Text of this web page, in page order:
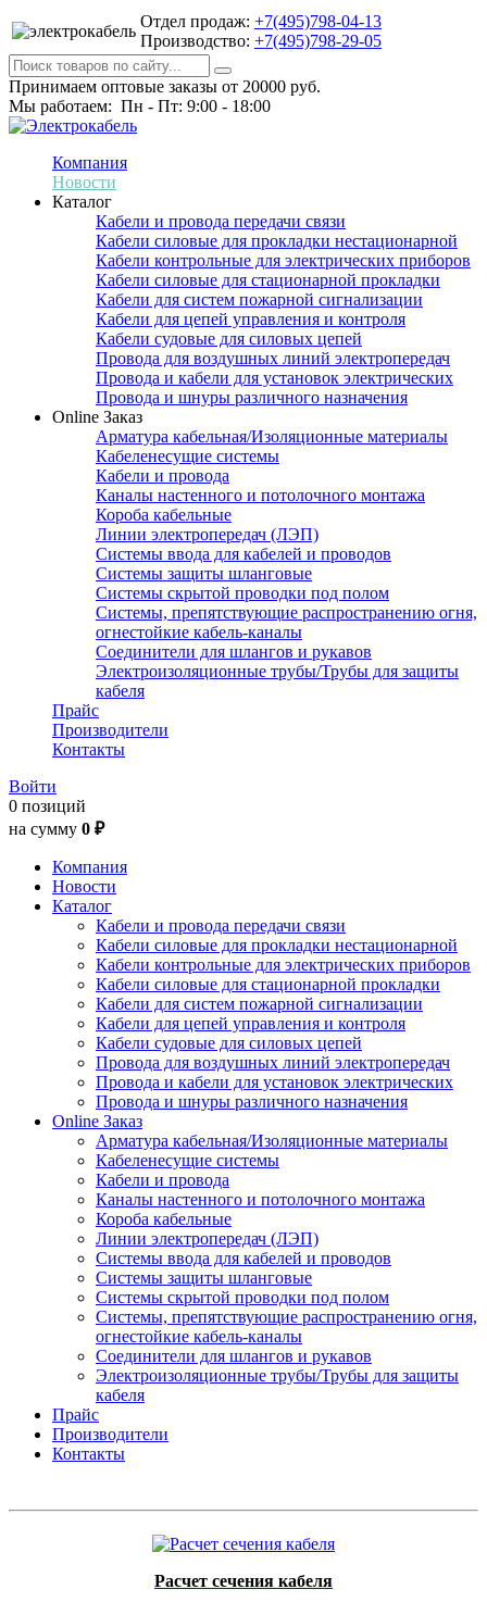
Отдел продаж: +7(495)798-04-13
Производство: +7(495)798-29-05
Принимаем оптовые заказы от 20000 руб.
Мы работаем: Пн - Пт: 9:00 - 18:00
Компания
Новости
Каталог
Кабели и провода передачи связи
Кабели силовые для прокладки нестационарной
Кабели контрольные для электрических приборов
Кабели силовые для стационарной прокладки
Кабели для систем пожарной сигнализации
Кабели для цепей управления и контроля
Кабели судовые для силовых цепей
Провода для воздушных линий электропередач
Провода и кабели для установок электрических
Провода и шнуры различного назначения
Online Заказ
Арматура кабельная/Изоляционные материалы
Кабеленесущие системы
Кабели и провода
Каналы настенного и потолочного монтажа
Короба кабельные
Линии электропередач (ЛЭП)
Системы ввода для кабелей и проводов
Системы защиты шланговые
Системы скрытой проводки под полом
Системы, препятствующие распространению огня,
огнестойкие кабель-каналы
Соединители для шлангов и рукавов
Электроизоляционные трубы/Трубы для защиты
кабеля
Прайс
Производители
Контакты
Войти
0 позиций
на сумму 0 ₽
Компания
Новости
Каталог
Кабели и провода передачи связи
Кабели силовые для прокладки нестационарной
Кабели контрольные для электрических приборов
Кабели силовые для стационарной прокладки
Кабели для систем пожарной сигнализации
Кабели для цепей управления и контроля
Кабели судовые для силовых цепей
Провода для воздушных линий электропередач
Провода и кабели для установок электрических
Провода и шнуры различного назначения
Online Заказ
Арматура кабельная/Изоляционные материалы
Кабеленесущие системы
Кабели и провода
Каналы настенного и потолочного монтажа
Короба кабельные
Линии электропередач (ЛЭП)
Системы ввода для кабелей и проводов
Системы защиты шланговые
Системы скрытой проводки под полом
Системы, препятствующие распространению огня,
огнестойкие кабель-каналы
Соединители для шлангов и рукавов
Электроизоляционные трубы/Трубы для защиты
кабеля
Прайс
Производители
Контакты
Расчет сечения кабеля